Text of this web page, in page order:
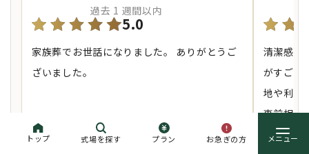
トップ 式場を探す プラン お急ぎの方
過去 1 週間以内
5.0
家族葬でお世話になりました。 ありがとうご
ざいました。
清潔感が
がすごく
地や利便
事前相談